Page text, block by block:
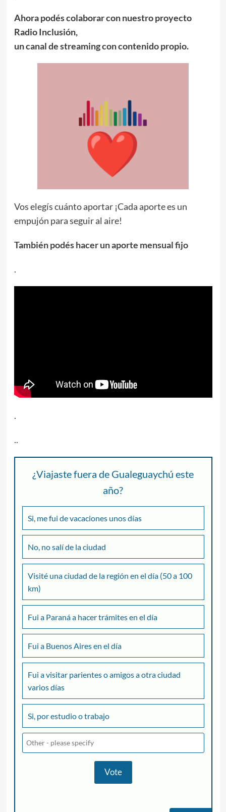
Ahora podés colaborar con nuestro proyecto
Radio Inclusión,
un canal de streaming con contenido propio.
Vos elegís cuánto aportar ¡Cada aporte es un
empujón para seguir al aire!
También podés hacer un aporte mensual fijo
.
.
..
¿Viajaste fuera de Gualeguaychú este
año?
Si, me fui de vacaciones unos días
No, no salí de la ciudad
Visité una ciudad de la región en el día (50 a 100
km)
Fui a Paraná a hacer trámites en el día
Fui a Buenos Aires en el día
Fui a visitar parientes o amigos a otra ciudad
varios días
Si, por estudio o trabajo